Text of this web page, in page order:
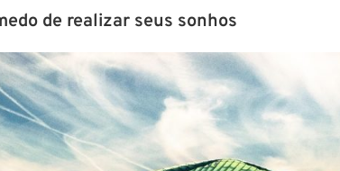
de realizar seus sonhos